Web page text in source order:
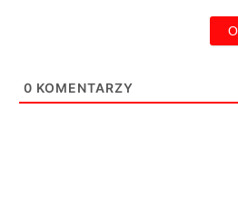
0 KOMENTARZY